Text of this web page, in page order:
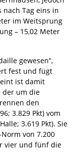
nach Tag eins in
im Weitsprung
– 15,02 Meter
gewesen“,
fest und fügt
ist damit
der um die
den
3.829 Pkt) vom
3.619 Pkt). Sie
von 7.200
vier und fünf die